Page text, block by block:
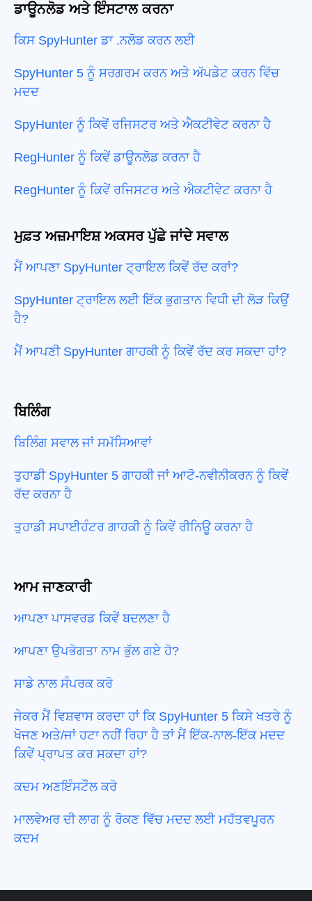
ਡਾਊਨਲੋਡ ਅਤੇ ਇੰਸਟਾਲ ਕਰਨਾ
ਕਿਸ SpyHunter ਡਾ .ਨਲੋਡ ਕਰਨ ਲਈ
SpyHunter 5 ਨੂੰ ਸਰਗਰਮ ਕਰਨ ਅਤੇ ਅੱਪਡੇਟ ਕਰਨ ਵਿੱਚ
ਮਦਦ
SpyHunter ਨੂੰ ਕਿਵੇਂ ਰਜਿਸਟਰ ਅਤੇ ਐਕਟੀਵੇਟ ਕਰਨਾ ਹੈ
RegHunter ਨੂੰ ਕਿਵੇਂ ਡਾਊਨਲੋਡ ਕਰਨਾ ਹੈ
RegHunter ਨੂੰ ਕਿਵੇਂ ਰਜਿਸਟਰ ਅਤੇ ਐਕਟੀਵੇਟ ਕਰਨਾ ਹੈ
ਮੁਫ਼ਤ ਅਜ਼ਮਾਇਸ਼ ਅਕਸਰ ਪੁੱਛੇ ਜਾਂਦੇ ਸਵਾਲ
ਮੈਂ ਆਪਣਾ SpyHunter ਟ੍ਰਾਇਲ ਕਿਵੇਂ ਰੱਦ ਕਰਾਂ?
SpyHunter ਟ੍ਰਾਇਲ ਲਈ ਇੱਕ ਭੁਗਤਾਨ ਵਿਧੀ ਦੀ ਲੋੜ ਕਿਉਂ
ਹੈ?
ਮੈਂ ਆਪਣੀ SpyHunter ਗਾਹਕੀ ਨੂੰ ਕਿਵੇਂ ਰੱਦ ਕਰ ਸਕਦਾ ਹਾਂ?
ਬਿਲਿੰਗ
ਬਿਲਿੰਗ ਸਵਾਲ ਜਾਂ ਸਮੱਸਿਆਵਾਂ
ਤੁਹਾਡੀ SpyHunter 5 ਗਾਹਕੀ ਜਾਂ ਆਟੋ-ਨਵੀਨੀਕਰਨ ਨੂੰ ਕਿਵੇਂ
ਰੱਦ ਕਰਨਾ ਹੈ
ਤੁਹਾਡੀ ਸਪਾਈਹੰਟਰ ਗਾਹਕੀ ਨੂੰ ਕਿਵੇਂ ਰੀਨਿਊ ਕਰਨਾ ਹੈ
ਆਮ ਜਾਣਕਾਰੀ
ਆਪਣਾ ਪਾਸਵਰਡ ਕਿਵੇਂ ਬਦਲਣਾ ਹੈ
ਆਪਣਾ ਉਪਭੋਗਤਾ ਨਾਮ ਭੁੱਲ ਗਏ ਹੋ?
ਸਾਡੇ ਨਾਲ ਸੰਪਰਕ ਕਰੋ
ਜੇਕਰ ਮੈਂ ਵਿਸ਼ਵਾਸ ਕਰਦਾ ਹਾਂ ਕਿ SpyHunter 5 ਕਿਸੇ ਖਤਰੇ ਨੂੰ
ਖੋਜਣ ਅਤੇ/ਜਾਂ ਹਟਾ ਨਹੀਂ ਰਿਹਾ ਹੈ ਤਾਂ ਮੈਂ ਇੱਕ-ਨਾਲ-ਇੱਕ ਮਦਦ
ਕਿਵੇਂ ਪ੍ਰਾਪਤ ਕਰ ਸਕਦਾ ਹਾਂ?
ਕਦਮ ਅਣਇੰਸਟੌਲ ਕਰੋ
ਮਾਲਵੇਅਰ ਦੀ ਲਾਗ ਨੂੰ ਰੋਕਣ ਵਿੱਚ ਮਦਦ ਲਈ ਮਹੱਤਵਪੂਰਨ
ਕਦਮ